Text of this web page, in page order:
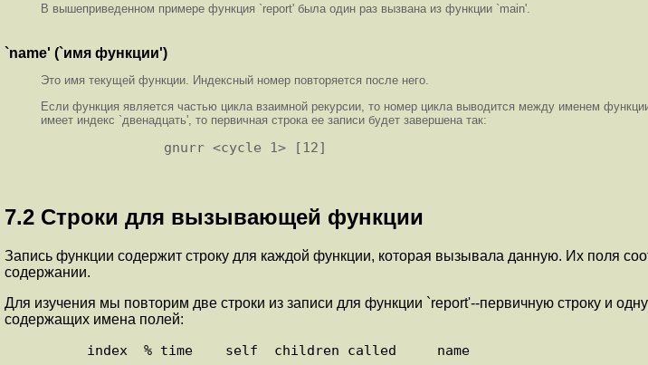
В вышеприведенном примере функция `report' была один раз вызвана из функции `main'.
`name' (`имя функции')
Это имя текущей функции. Индексный номер повторяется после него.
Если функция является частью цикла взаимной рекурсии, то номер цикла выводится между именем
имеет индекс `двенадцать', то первичная строка ее записи будет завершена так:
7.2 Строки для вызывающей функции
Запись функции содержит строку для каждой функции, которая вызывала данную. Их поля
содержании.
Для изучения мы повторим две строки из записи для функции `report'--первичную строку и
содержащих имена полей: